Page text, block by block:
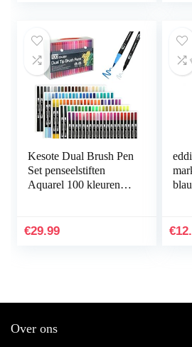
Kesote Dual Brush Pen
Set penseelstiften
Aquarel 100 kleuren
handbelettering…
€29.99 €
Over ons